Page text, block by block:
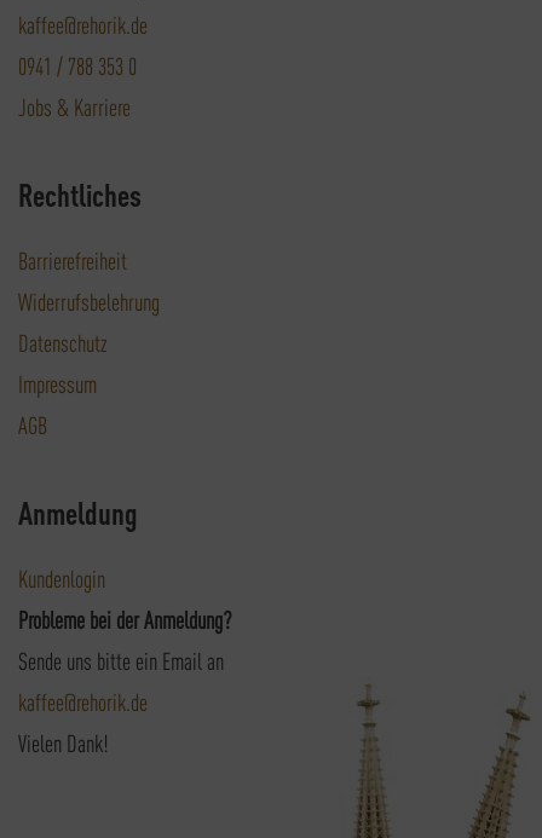
kaffee@rehorik.de
0941 / 788 353 0
Jobs & Karriere
Rechtliches
Barrierefreiheit
Widerrufsbelehrung
Datenschutz
Impressum
AGB
Anmeldung
Kundenlogin
Probleme bei der Anmeldung?
Sende uns bitte ein Email an
kaffee@rehorik.de
Vielen Dank!